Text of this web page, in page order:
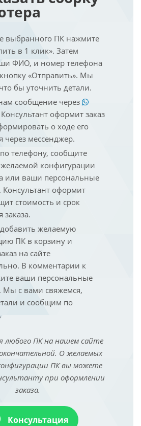
выбранного ПК нажмите
в 1 клик». Затем
ФИО, и номер телефона
«Отправить». Мы
бы уточнить детали.
сообщение через
Консультант оформит заказ
о ходе его
через мессенджер.
телефону, сообщите
конфигурации
или ваши персональные
оформит
стоимость и срок
заказа.
желаемую
ПК в корзину и
на сайте
В комментарии к
ваши персональные
Мы с вами свяжемся,
и сообщим по
любого ПК на нашем сайте
О желаемых
ПК вы можете
при оформлении
заказа.
Консультация